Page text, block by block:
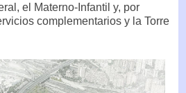
el Materno-Infantil y, por
complementarios y la Torre